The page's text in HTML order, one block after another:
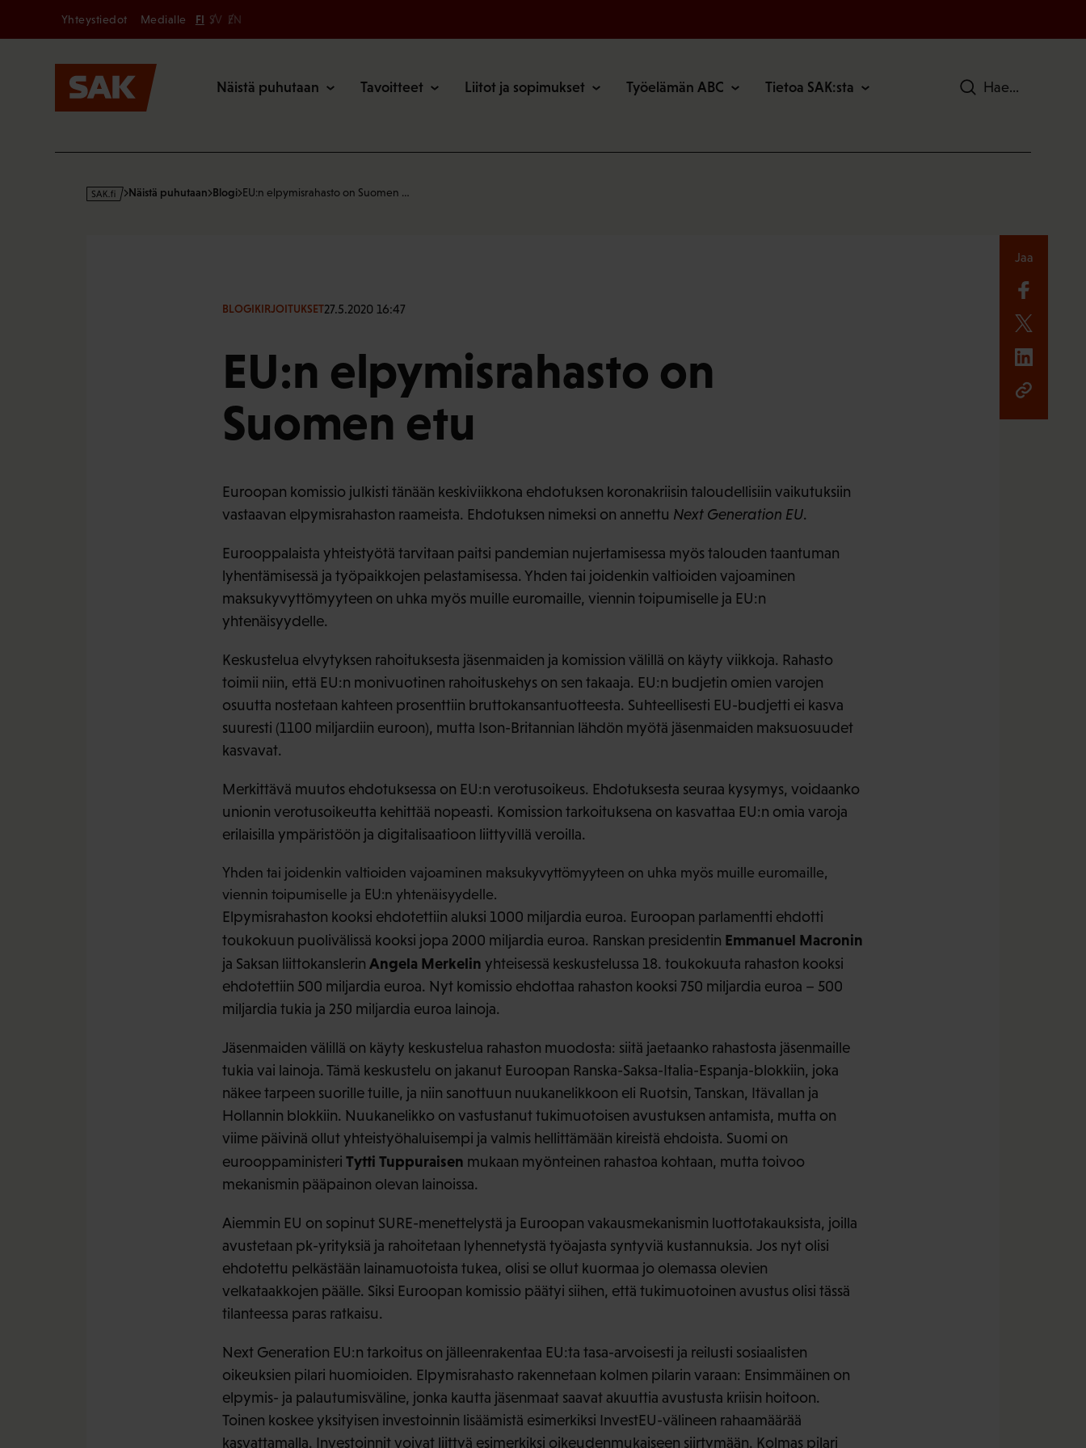
Secondary
Yhteystiedot Medialle FI SV EN
Näistä puhutaan Tavoitteet Liitot ja sopimukset Työelämän ABC Tietoa SAK:sta Hae
s
Näistä puhutaan Blogi EU:n elpymisrahasto on Suomen …
BLOGIKIRJOITUKSET27.5.2020 16:47
EU:n elpymisrahasto on
Suomen etu
Euroopan komissio julkisti tänään keskiviikkona ehdotuksen koronakriisin taloudellisiin vaikutuksiin
vastaavan elpymisrahaston raameista. Ehdotuksen nimeksi on annettu Next Generation EU.
Eurooppalaista yhteistyötä tarvitaan paitsi pandemian nujertamisessa myös talouden taantuman
lyhentämisessä ja työpaikkojen pelastamisessa. Yhden tai joidenkin valtioiden vajoaminen
maksukyvyttömyyteen on uhka myös muille euromaille, viennin toipumiselle ja EU:n
yhtenäisyydelle.
Keskustelua elvytyksen rahoituksesta jäsenmaiden ja komission välillä on käyty viikkoja. Rahasto
toimii niin, että EU:n monivuotinen rahoituskehys on sen takaaja. EU:n budjetin omien varojen
osuutta nostetaan kahteen prosenttiin bruttokansantuotteesta. Suhteellisesti EU-budjetti ei kasva
suuresti (1100 miljardiin euroon), mutta Ison-Britannian lähdön myötä jäsenmaiden maksuosuudet
kasvavat.
Merkittävä muutos ehdotuksessa on EU:n verotusoikeus. Ehdotuksesta seuraa kysymys, voidaanko
unionin verotusoikeutta kehittää nopeasti. Komission tarkoituksena on kasvattaa EU:n omia varoja
erilaisilla ympäristöön ja digitalisaatioon liittyvillä veroilla.
Yhden tai joidenkin valtioiden vajoaminen maksukyvyttömyyteen on uhka myös muille euromaille,
viennin toipumiselle ja EU:n yhtenäisyydelle.
Elpymisrahaston kooksi ehdotettiin aluksi 1000 miljardia euroa. Euroopan parlamentti ehdotti
toukokuun puolivälissä kooksi jopa 2000 miljardia euroa. Ranskan presidentin Emmanuel Macronin
ja Saksan liittokanslerin Angela Merkelin yhteisessä keskustelussa 18. toukokuuta rahaston kooksi
ehdotettiin 500 miljardia euroa. Nyt komissio ehdottaa rahaston kooksi 750 miljardia euroa – 500
miljardia tukia ja 250 miljardia euroa lainoja.
Jäsenmaiden välillä on käyty keskustelua rahaston muodosta: siitä jaetaanko rahastosta jäsenmaille
tukia vai lainoja. Tämä keskustelu on jakanut Euroopan Ranska-Saksa-Italia-Espanja-blokkiin, joka
näkee tarpeen suorille tuille, ja niin sanottuun nuukanelikkoon eli Ruotsin, Tanskan, Itävallan ja
Hollannin blokkiin. Nuukanelikko on vastustanut tukimuotoisen avustuksen antamista, mutta on
viime päivinä ollut yhteistyöhaluisempi ja valmis hellittämään kireistä ehdoista. Suomi on
eurooppaministeri Tytti Tuppuraisen mukaan myönteinen rahastoa kohtaan, mutta toivoo
mekanismin pääpainon olevan lainoissa.
Aiemmin EU on sopinut SURE-menettelystä ja Euroopan vakausmekanismin luottotakauksista, joilla
avustetaan pk-yrityksiä ja rahoitetaan lyhennetystä työajasta syntyviä kustannuksia. Jos nyt olisi
ehdotettu pelkästään lainamuotoista tukea, olisi se ollut kuormaa jo olemassa olevien
velkataakkojen päälle. Siksi Euroopan komissio päätyi siihen, että tukimuotoinen avustus olisi tässä
tilanteessa paras ratkaisu.
Next Generation EU:n tarkoitus on jälleenrakentaa EU:ta tasa-arvoisesti ja reilusti sosiaalisten
oikeuksien pilari huomioiden. Elpymisrahasto rakennetaan kolmen pilarin varaan: Ensimmäinen on
elpymis- ja palautumisväline, jonka kautta jäsenmaat saavat akuuttia avustusta kriisin hoitoon.
Toinen koskee yksityisen investoinnin lisäämistä esimerkiksi InvestEU-välineen rahaamäärää
kasvattamalla. Investoinnit voivat liittyä esimerkiksi oikeudenmukaiseen siirtymään. Kolmas pilari
Jaa